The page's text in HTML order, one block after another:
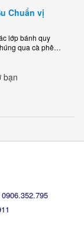
Chuẩn vị
lớp bánh quy
qua cà phê
bạn
0906.352.795